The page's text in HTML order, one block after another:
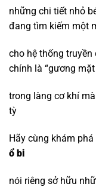
những chi tiết nhỏ
đang tìm kiếm một
cho hệ thống
chính là “gương mặt
trong làng cơ khí
tỳ
Hãy cùng khám
ổ bi
nói riêng sở hữu